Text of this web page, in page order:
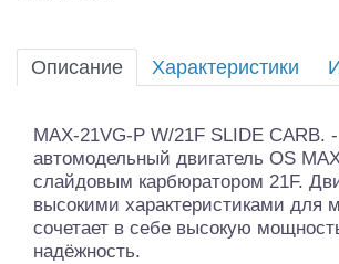
Инструмент,измерительные
Описание Характеристики
MAX-21VG-P W/21F SLIDE CARB.
автомодельный двигатель OS
слайдовым карбюратором 21F.
высокими характеристиками для
сочетает в себе высокую
надёжность.